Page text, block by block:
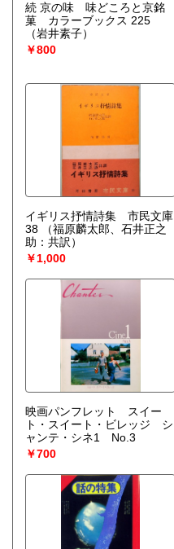
続 京の味 味どころと京銘
菓 カラーブックス 225
（岩井素子）
￥800
イギリス抒情詩集 市民文庫
38
（福原麟太郎、石井正之
助：共訳）
￥1,000
映画パンフレット スイー
ト・スイート・ビレッジ シ
ャンテ・シネ1 No.3
￥700